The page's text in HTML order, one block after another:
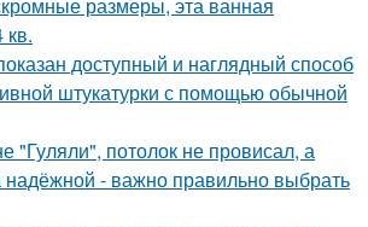
доступный и наглядный способ
штукатурки с помощью обычной
"Гуляли", потолок не провисал, а
надёжной - важно правильно выбрать